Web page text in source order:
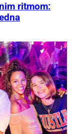
ritmom: